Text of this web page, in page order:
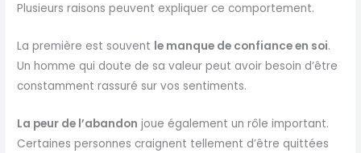
Plusieurs raisons peuvent expliquer ce comportement.
La première est souvent le manque de confiance en soi.
Un homme qui doute de sa valeur peut avoir besoin d’être
constamment rassuré sur vos sentiments.
La peur de l’abandon joue également un rôle important.
Certaines personnes craignent tellement d’être quittées